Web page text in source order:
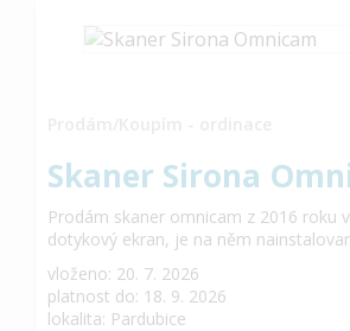
Skaner Sirona
Prodám skaner omnicam z 2016 roku
dotykový ekran, je na něm
vloženo: 20. 7. 2026
platnost do: 18. 9. 2026
lokalita: Pardubice